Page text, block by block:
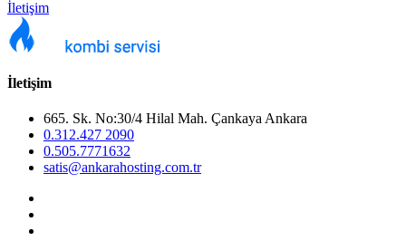
İletişim
İletişim
665. Sk. No:30/4 Hilal Mah. Çankaya Ankara
0.312.427 2090
0.505.7771632
satis@ankarahosting.com.tr